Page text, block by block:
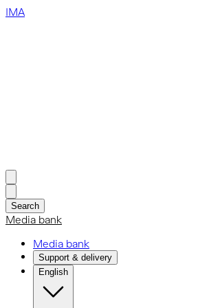
IMA
Search
Media bank
Media bank
Support & delivery
English